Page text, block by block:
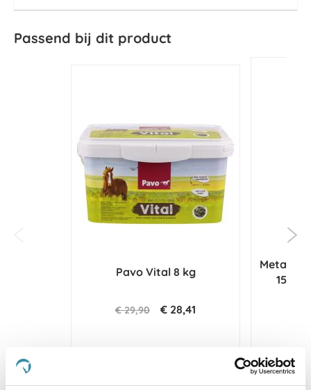
Passend bij dit product
Pavo Vital 8 kg
€ 29,90 € 28,41
Metazoa
15 kg
Voeg